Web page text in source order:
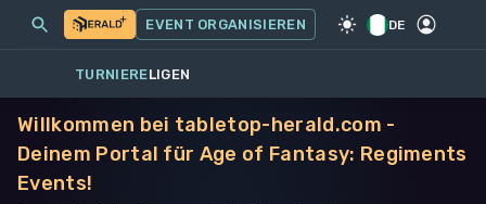
SPIEL·WARHAMMER 40K
MEINE EVENTS MEHR
EVENT ORGANISIEREN DE
TURNIERELIGEN
Willkommen bei tabletop-herald.com -
Deinem Portal für Age of Fantasy: Regiments
Events!